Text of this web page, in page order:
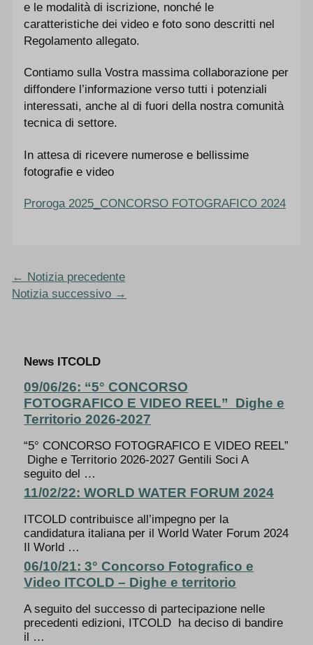
e le modalità di iscrizione, nonché le
caratteristiche dei video e foto sono descritti nel
Regolamento allegato.
Contiamo sulla Vostra massima collaborazione per
diffondere l’informazione verso tutti i potenziali
interessati, anche al di fuori della nostra comunità
tecnica di settore.
In attesa di ricevere numerose e bellissime
fotografie e video
Proroga 2025_CONCORSO FOTOGRAFICO 2024
← Notizia precedente
Notizia successivo →
News ITCOLD
09/06/26: “5° CONCORSO
FOTOGRAFICO E VIDEO REEL” Dighe e
Territorio 2026-2027
“5° CONCORSO FOTOGRAFICO E VIDEO REEL”
Dighe e Territorio 2026-2027 Gentili Soci A
seguito del …
11/02/22: WORLD WATER FORUM 2024
ITCOLD contribuisce all’impegno per la
candidatura italiana per il World Water Forum 2024
Il World …
06/10/21: 3° Concorso Fotografico e
Video ITCOLD – Dighe e territorio
A seguito del successo di partecipazione nelle
precedenti edizioni, ITCOLD ha deciso di bandire
il …